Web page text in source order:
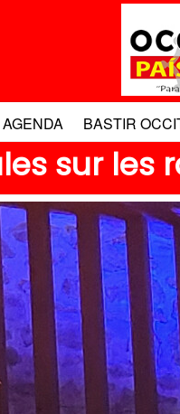
AGENDA BASTIR
sur les